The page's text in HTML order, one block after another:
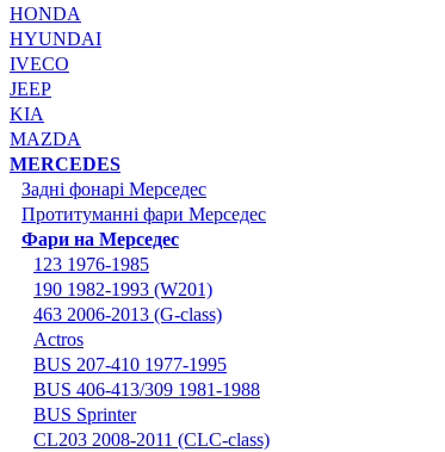
HONDA
HYUNDAI
IVECO
JEEP
KIA
MAZDA
MERCEDES
Задні фонарі Мерседес
Протитуманні фари Мерседес
Фари на Мерседес
123 1976-1985
190 1982-1993 (W201)
463 2006-2013 (G-class)
Actros
BUS 207-410 1977-1995
BUS 406-413/309 1981-1988
BUS Sprinter
CL203 2008-2011 (CLC-class)